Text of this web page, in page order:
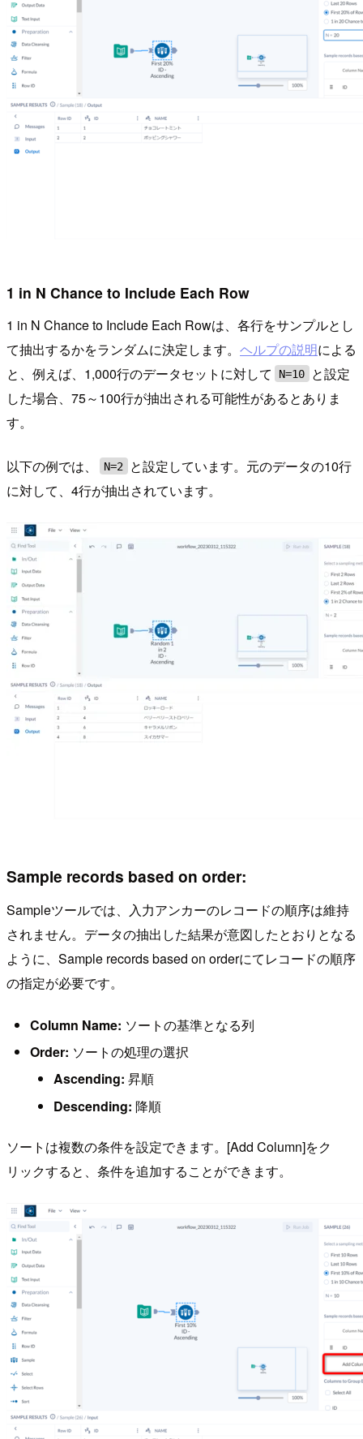
1 in N Chance to Include Each Row
1 in N Chance to Include Each Rowは、各行をサンプルとし
て抽出するかをランダムに決定します。 ヘルプの説明による
と、例えば、1,000行のデータセットに対して
N=10
と設定
した場合、75～100行が抽出される可能性があるとありま
す。
以下の例では、 N=2
と設定しています。元のデータの10行
に対して、4行が抽出されています。
Sample records based on order:
Sampleツールでは、入力アンカーのレコードの順序は維持
されません。データの抽出した結果が意図したとおりとなる
ように、Sample records based on orderにてレコードの順序
の指定が必要です。
Column Name: ソートの基準となる列
Order: ソートの処理の選択
Ascending: 昇順
Descending: 降順
ソートは複数の条件を設定できます。[Add Column]をク
リックすると、条件を追加することができます。